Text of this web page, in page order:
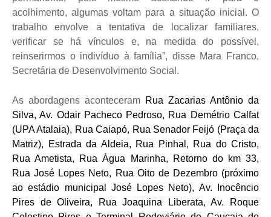
acolhimento, algumas voltam para a situação inicial. O
trabalho envolve a tentativa de localizar familiares,
verificar se há vínculos e, na medida do possível,
reinserirmos o indivíduo à família”, disse Mara Franco,
Secretária de Desenvolvimento Social.
As abordagens aconteceram Rua Zacarias Antônio da
Silva, Av. Odair Pacheco Pedroso, Rua Demétrio Calfat
(UPA Atalaia), Rua Caiapó, Rua Senador Feijó (Praça da
Matriz), Estrada da Aldeia, Rua Pinhal, Rua do Cristo,
Rua Ametista, Rua Água Marinha, Retorno do km 33,
Rua José Lopes Neto, Rua Oito de Dezembro (próximo
ao estádio municipal José Lopes Neto), Av. Inocêncio
Pires de Oliveira, Rua Joaquina Liberata, Av. Roque